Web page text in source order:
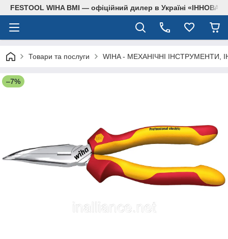
FESTOOL WIHA BMI — офіційний дилер в Україні
Товари та послуги WIHA - МЕХАНІЧНІ ІНСТРУМЕНТИ,
–7%